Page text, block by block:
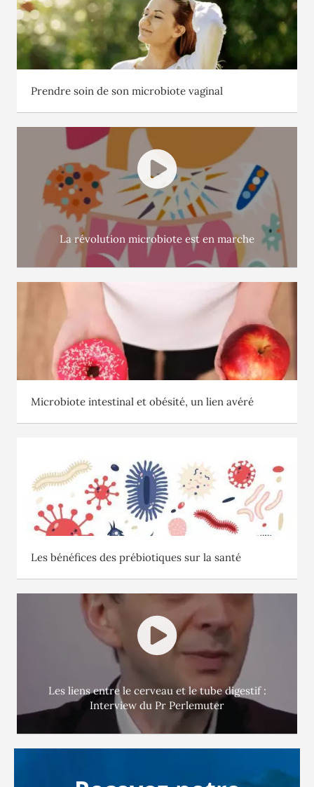
Prendre soin de son microbiote vaginal
La révolution microbiote est en marche
Microbiote intestinal et obésité, un lien avéré
Les bénéfices des prébiotiques sur la santé
Les liens entre le cerveau et le tube digestif :
Interview du Pr Perlemuter